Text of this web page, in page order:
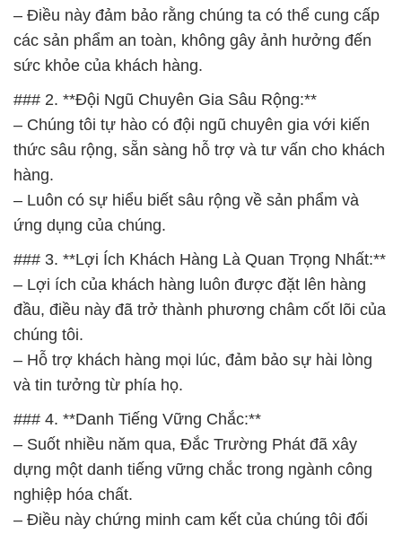
– Điều này đảm bảo rằng chúng ta có thể cung cấp
các sản phẩm an toàn, không gây ảnh hưởng đến
sức khỏe của khách hàng.
### 2. **Đội Ngũ Chuyên Gia Sâu Rộng:**
– Chúng tôi tự hào có đội ngũ chuyên gia với kiến
thức sâu rộng, sẵn sàng hỗ trợ và tư vấn cho khách
hàng.
– Luôn có sự hiểu biết sâu rộng về sản phẩm và
ứng dụng của chúng.
### 3. **Lợi Ích Khách Hàng Là Quan Trọng Nhất:**
– Lợi ích của khách hàng luôn được đặt lên hàng
đầu, điều này đã trở thành phương châm cốt lõi của
chúng tôi.
– Hỗ trợ khách hàng mọi lúc, đảm bảo sự hài lòng
và tin tưởng từ phía họ.
### 4. **Danh Tiếng Vững Chắc:**
– Suốt nhiều năm qua, Đắc Trường Phát đã xây
dựng một danh tiếng vững chắc trong ngành công
nghiệp hóa chất.
– Điều này chứng minh cam kết của chúng tôi đối